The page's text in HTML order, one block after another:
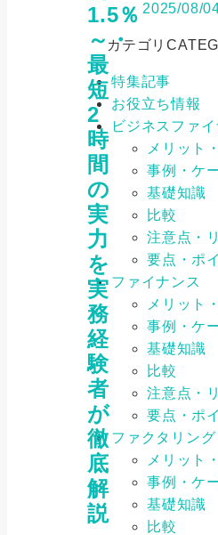
1.5％
～・
最
短
2
時
間
の
実
力
を
実
務
経
験
者
が
徹
底
解
説
2025/08/
カテゴリ
特集記事
お役立ち情報
ビジネスファ
メリット
事例・ケ
基礎知識
比較
注意点・
要点・ポ
ファイナンス
メリット
事例・ケ
基礎知識
比較
注意点・
要点・ポ
ファクタリング
メリット
事例・ケ
基礎知識
比較